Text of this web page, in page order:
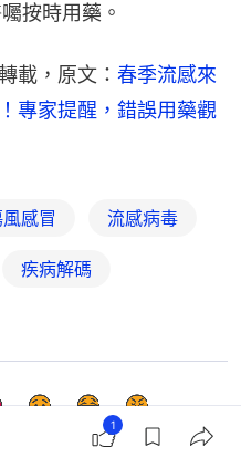
按時用藥。
載，原文： 春季流感來
專家提醒，錯誤用藥觀
感冒 流感病毒
疾病解碼
1